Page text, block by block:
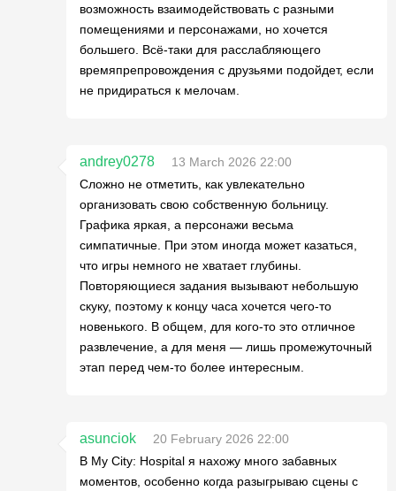
возможность взаимодействовать с разными
помещениями и персонажами, но хочется
большего. Всё-таки для расслабляющего
времяпрепровождения с друзьями подойдет, если
не придираться к мелочам.
andrey0278
13 March 2026 22:00
Сложно не отметить, как увлекательно
организовать свою собственную больницу.
Графика яркая, а персонажи весьма
симпатичные. При этом иногда может казаться,
что игры немного не хватает глубины.
Повторяющиеся задания вызывают небольшую
скуку, поэтому к концу часа хочется чего-то
новенького. В общем, для кого-то это отличное
развлечение, а для меня — лишь промежуточный
этап перед чем-то более интересным.
asunciok
20 February 2026 22:00
В My City: Hospital я нахожу много забавных
моментов, особенно когда разыгрываю сцены с